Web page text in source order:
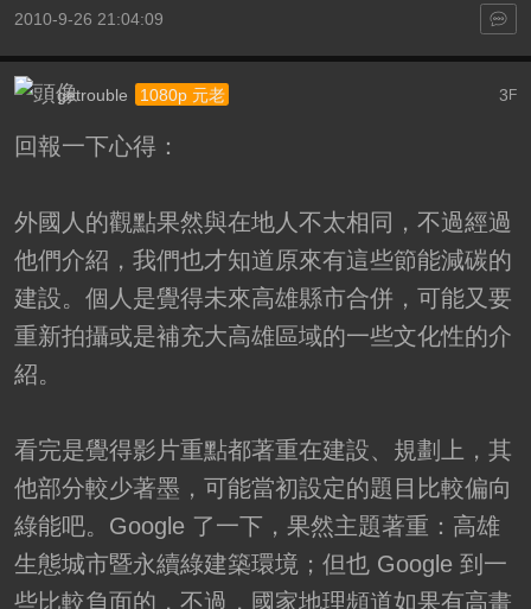
2010-9-26 21:04:09
3F
getrouble 1080p 元老
回報一下心得：
外國人的觀點果然與在地人不太相同，不過經過
他們介紹，我們也才知道原來有這些節能減碳的
建設。個人是覺得未來高雄縣市合併，可能又要
重新拍攝或是補充大高雄區域的一些文化性的介
紹。
看完是覺得影片重點都著重在建設、規劃上，其
他部分較少著墨，可能當初設定的題目比較偏向
綠能吧。Google 了一下，果然主題著重：高雄
生態城市暨永續綠建築環境；但也 Google 到一
些比較負面的，不過，國家地理頻道如果有高畫